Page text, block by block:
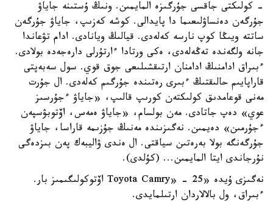
- كولىكتى جاقسى جۇرگىزە المايمىن. ونىڭ ۇستىنە جاياۋ
جۇرگەن دەنساۋلىعىما دا پايدالى. كوشە كەزىپ، جاياۋ جۇرگەن
ساتتە ويىڭا كوپ نارسە كەلەدى. قيالىڭ ويانادى. ادام تۋعاندا
جانە ولگەندە تەڭەلەدى، ەكى ورتادا ءارتۇرلى دارەجەدە بولادى.
ءبىراق ادامنىڭ ادامنان ارتىقشىلىعى جوق قوي. سول سەبەپتى
قاراپايىم حالىقتىڭ ءبىرى رەتىندە جۇرگىم كەلەدى. ال جۇرت
مەنى قوعامدىق كولىكتەن كورىپ قالىپ، «جاياۋ ءجۇرسىز
عوي» دەپ جاتادى. مەن بولسام، «جاياۋ ەمەس، اۆتوبۋسپەن
ءجۇرمىن» دەيمىن. نەگىزىندە مەنىڭ جۇزىمە قاراسا، جاياۋ
جۇرگەنگە بولا بەرەتىن سياقتى. ال ەندى ۋاليبەك پەن بىزدەگى
نۇرجاندى ايتا المايمىن... (كۇلدى).
نەگىزى ۇيدە «Toyota Camry» - 25 اۆتوكولىگىمىز بار.
ءبىراق، ول بالالاردان ارتىلمايدى.